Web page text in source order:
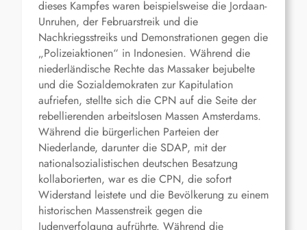
dieses Kampfes waren beispielsweise die Jordaan-
Unruhen, der Februarstreik und die
Nachkriegsstreiks und Demonstrationen gegen die
„Polizeiaktionen“ in Indonesien. Während die
niederländische Rechte das Massaker bejubelte
und die Sozialdemokraten zur Kapitulation
aufriefen, stellte sich die CPN auf die Seite der
rebellierenden arbeitslosen Massen Amsterdams.
Während die bürgerlichen Parteien der
Niederlande, darunter die SDAP, mit der
nationalsozialistischen deutschen Besatzung
kollaborierten, war es die CPN, die sofort
Widerstand leistete und die Bevölkerung zu einem
historischen Massenstreik gegen die
Judenverfolgung aufrührte. Während die